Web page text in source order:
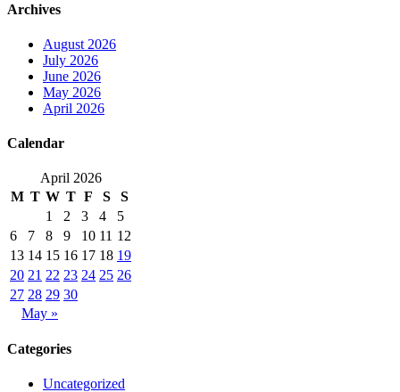
Archives
August 2026
July 2026
June 2026
May 2026
April 2026
Calendar
April 2026
M T W T F S
S
1
2 3 4
5
6
7 8 9 10 11 12
13 14 15 16 17 18 19
20 21 22 23 24 25 26
27 28 29 30
May »
Categories
Uncategorized